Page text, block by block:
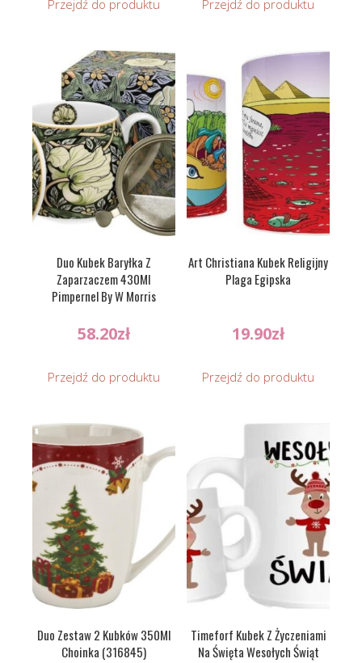
Przejdź do produktu Przejdź do produktu
Duo Kubek Baryłka Z
Zaparzaczem 430Ml
Pimpernel By W Morris
58.20zł
Przejdź do produktu
Art Christiana Kubek Religijny
Plaga Egipska
19.90zł
Przejdź do produktu
Duo Zestaw 2 Kubków 350Ml
Choinka (316845)
Timeforf Kubek Z Życzeniami
Na Święta Wesołych Świąt